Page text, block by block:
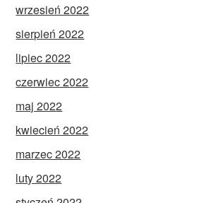
wrzesień 2022
sierpień 2022
lipiec 2022
czerwiec 2022
maj 2022
kwiecień 2022
marzec 2022
luty 2022